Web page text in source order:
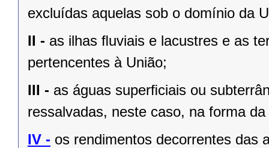
excluídas aquelas sob o domínio da
II - as ilhas ﬂuviais e lacustres e as
pertencentes à União;
III - as águas superﬁciais ou
ressalvadas, neste caso, na forma
IV - os rendimentos decorrentes das